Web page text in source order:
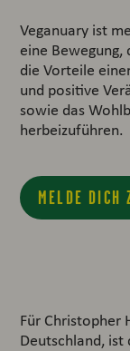
Veganuary ist
eine
die Vorteile
und positive
sowie das
herbeizuführen.
MELDE DICH
Für Christopher
Deutschland, ist